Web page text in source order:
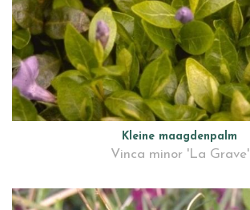
Kleine maagdenpalm
Vinca minor 'La Grave'